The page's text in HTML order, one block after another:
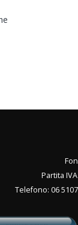
Partita
Telefono: 06